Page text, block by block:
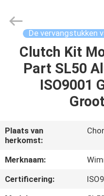
THUIS
PRODUCTEN
OVER
ONS
Spare
Parts
Reserved.
De
Clutch Kit
Part SL50
ISO9001
Plaats van
herkomst:
Merknaam:
Certificering: